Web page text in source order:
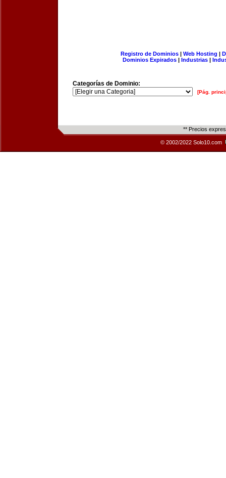
Registro de Dominios| Web Hosting |
Dominios Expirados | Industrias |
Categorías de Dominio:
[Pág.
** Precios
© 2002/2022 Solo10.com